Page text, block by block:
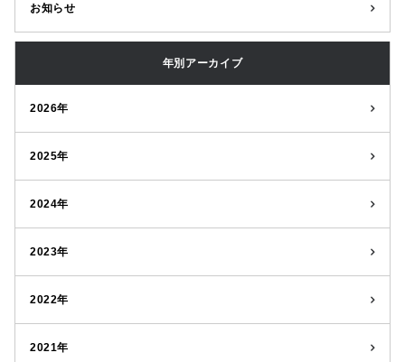
お知らせ
年別アーカイブ
2026年
2025年
2024年
2023年
2022年
2021年